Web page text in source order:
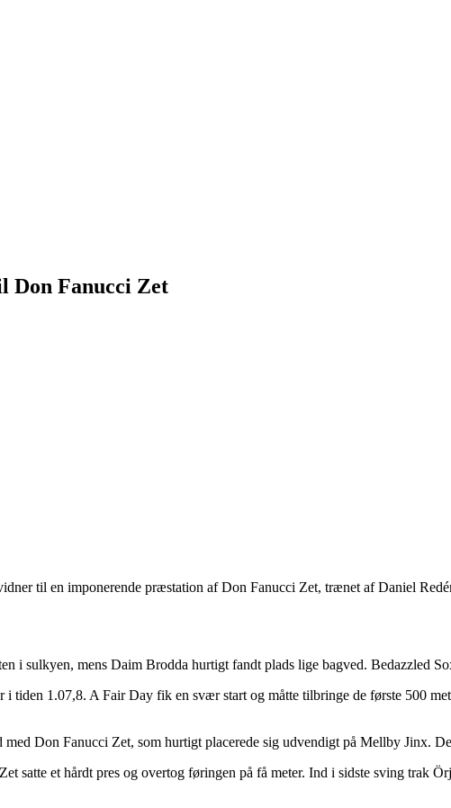
Don Fanucci Zet
til en imponerende præstation af Don Fanucci Zet, trænet af Daniel
i sulkyen, mens Daim Brodda hurtigt fandt plads lige bagved. Bedazzled
i tiden 1.07,8. A Fair Day fik en svær start og måtte tilbringe de første 500
Don Fanucci Zet, som hurtigt placerede sig udvendigt på Mellby Jinx.
satte et hårdt pres og overtog føringen på få meter. Ind i sidste sving trak